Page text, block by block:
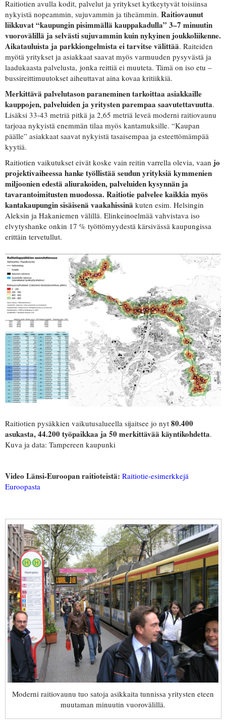
Raitiotien avulla kodit, palvelut ja yritykset kytkeytyvät toisiinsa
nykyistä nopeammin, sujuvammin ja tiheämmin. Raitiovaunut
liikkuvat “kaupungin pisimmällä kauppakadulla” 3–7 minuutin
vuorovälillä ja selvästi sujuvammin kuin nykyinen joukkoliikenne.
Aikatauluista ja parkkiongelmista ei tarvitse välittää. Raiteiden
myötä yritykset ja asiakkaat saavat myös varmuuden pysyvästä ja
laadukaasta palvelusta, jonka reittiä ei muuteta. Tämä on iso etu –
bussireittimuutokset aiheuttavat aina kovaa kritiikkiä.
Merkittävä palvelutason paraneminen tarkoittaa asiakkaille
kauppojen, palveluiden ja yritysten parempaa saavutettavuutta.
Lisäksi 33-43 metriä pitkä ja 2,65 metriä leveä moderni raitiovaunu
tarjoaa nykyistä enemmän tilaa myös kantamuksille. “Kaupan
päälle” asiakkaat saavat nykyistä tasaisempaa ja esteettömämpää
kyytiä.
Raitiotien vaikutukset eivät koske vain reitin varrella olevia, vaan jo
projektivaiheessa hanke työllistää seudun yrityksiä kymmenien
miljoonien edestä aliurakoiden, palveluiden kysynnän ja
tavarantoimitusten muodossa. Raitiotie palvelee kaikkia myös
kantakaupungin sisäisenä vaakahissinä kuten esim. Helsingin
Aleksin ja Hakaniemen välillä. Elinkeinoelmää vahvistava iso
elvytyshanke onkin 17 % työttömyydestä kärsivässä kaupungissa
erittäin tervetullut.
Raitiotien pysäkkien vaikutusalueella sijaitsee jo nyt 80.400
asukasta, 44.200 työpaikkaa ja 50 merkittävää käyntikohdetta.
Kuva ja data: Tampereen kaupunki
Video Länsi-Euroopan raitioteistä: Raitiotie-esimerkkejä
Euroopasta
Moderni raitiovaunu tuo satoja asikkaita tunnissa yritysten eteen
muutaman minuutin vuorovälillä.